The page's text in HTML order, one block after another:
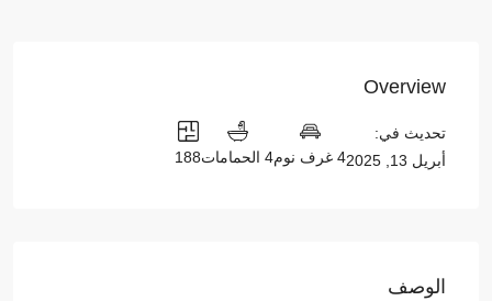
Overview
تحديث في:
أبريل 13, 2025
4 غرف نوم 4 الحمامات 188
الوصف